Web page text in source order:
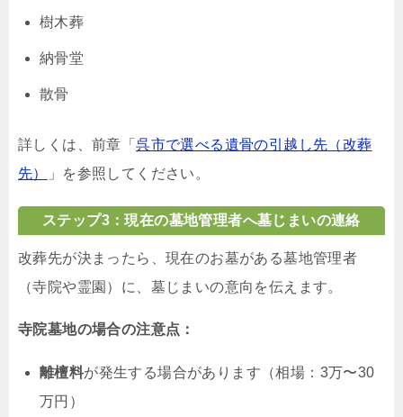
樹木葬
納骨堂
散骨
詳しくは、前章「呉市で選べる遺骨の引越し先（改葬
先）
」を参照してください。
ステップ3：現在の墓地管理者へ墓じまいの連絡
改葬先が決まったら、現在のお墓がある墓地管理者
（寺院や霊園）に、墓じまいの意向を伝えます。
寺院墓地の場合の注意点：
離檀料が発生する場合があります（相場：3万〜30
万円）